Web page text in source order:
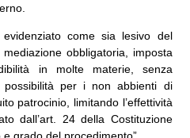
come sia lesivo del
obbligatoria, imposta
in molte materie, senza
per i non abbienti di
patrocinio, limitando l’effettività
dall’art. 24 della Costituzione